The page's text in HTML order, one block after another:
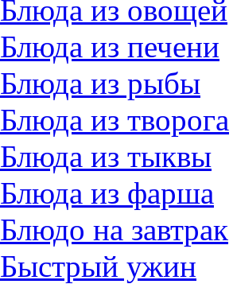
Блюда из овощей
Блюда из печени
Блюда из рыбы
Блюда из творога
Блюда из тыквы
Блюда из фарша
Блюдо на завтрак
Быстрый ужин